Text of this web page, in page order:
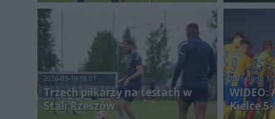
2026-05-19 18:01
Trzech piłkarzy na testach w
Stali Rzeszów
2026-05-19
WIDEO:
Kielce